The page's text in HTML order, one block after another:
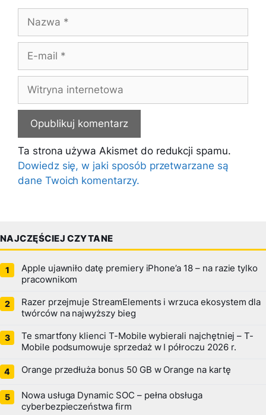
Nazwa
Witryna
internetowa
Ta strona używa Akismet do redukcji spamu.
Dowiedz się, w jaki sposób przetwarzane są
dane Twoich komentarzy.
NAJCZĘŚCIEJ CZYTANE
Apple ujawniło datę premiery iPhone’a 18 – na razie tylko
pracownikom
Razer przejmuje StreamElements i wrzuca ekosystem dla
twórców na najwyższy bieg
Te smartfony klienci T-Mobile wybierali najchętniej – T-
Mobile podsumowuje sprzedaż w I półroczu 2026 r.
Orange przedłuża bonus 50 GB w Orange na kartę
Nowa usługa Dynamic SOC – pełna obsługa
cyberbezpieczeństwa firm